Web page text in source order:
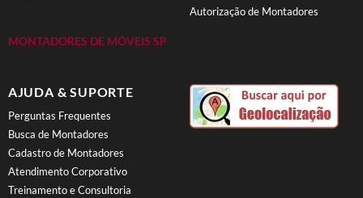
MONTADORES DE MÓVEIS SP
Autorização de Montadores
AJUDA & SUPORTE
Perguntas Frequentes
Busca de Montadores
Cadastro de Montadores
Atendimento Corporativo
Treinamento e Consultoria